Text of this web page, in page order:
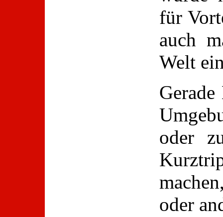
für
auch
Welt
oder
oder